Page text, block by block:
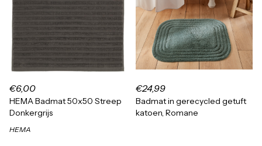
€6,00
HEMA Badmat 50x50 Streep
Donkergrijs
HEMA
€24,99
Badmat in gerecycled getuft
katoen, Romane